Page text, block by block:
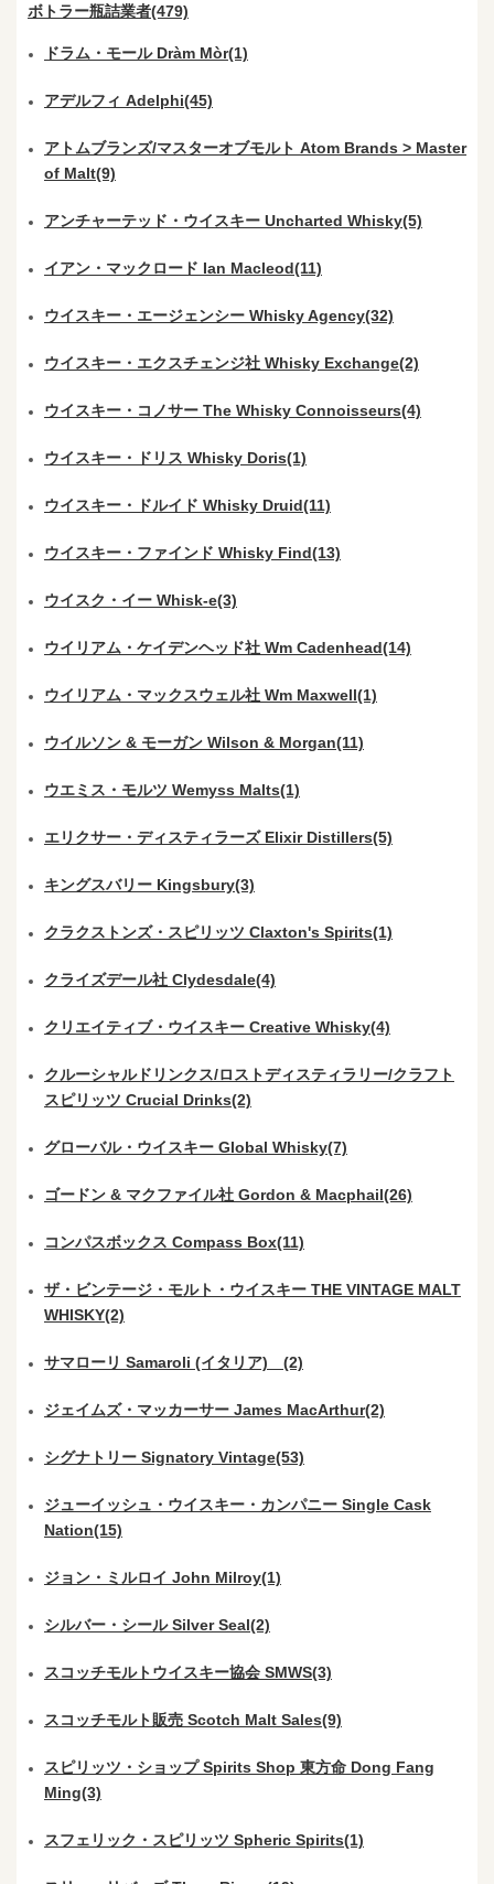
ボトラー瓶詰業者(479)
ドラム・モール Dràm Mòr(1)
アデルフィ Adelphi(45)
アトムブランズ/マスターオブモルト Atom Brands > Master
of Malt(9)
アンチャーテッド・ウイスキー Uncharted Whisky(5)
イアン・マックロード Ian Macleod(11)
ウイスキー・エージェンシー Whisky Agency(32)
ウイスキー・エクスチェンジ社 Whisky Exchange(2)
ウイスキー・コノサー The Whisky Connoisseurs(4)
ウイスキー・ドリス Whisky Doris(1)
ウイスキー・ドルイド Whisky Druid(11)
ウイスキー・ファインド Whisky Find(13)
ウイスク・イー Whisk-e(3)
ウイリアム・ケイデンヘッド社 Wm Cadenhead(14)
ウイリアム・マックスウェル社 Wm Maxwell(1)
ウイルソン & モーガン Wilson & Morgan(11)
ウエミス・モルツ Wemyss Malts(1)
エリクサー・ディスティラーズ Elixir Distillers(5)
キングスバリー Kingsbury(3)
クラクストンズ・スピリッツ Claxton's Spirits(1)
クライズデール社 Clydesdale(4)
クリエイティブ・ウイスキー Creative Whisky(4)
クルーシャルドリンクス/ロストディスティラリー/クラフト
スピリッツ Crucial Drinks(2)
グローバル・ウイスキー Global Whisky(7)
ゴードン & マクファイル社 Gordon & Macphail(26)
コンパスボックス Compass Box(11)
ザ・ビンテージ・モルト・ウイスキー THE VINTAGE MALT
WHISKY(2)
サマローリ Samaroli (イタリア) (2)
ジェイムズ・マッカーサー James MacArthur(2)
シグナトリー Signatory Vintage(53)
ジューイッシュ・ウイスキー・カンパニー Single Cask
Nation(15)
ジョン・ミルロイ John Milroy(1)
シルバー・シール Silver Seal(2)
スコッチモルトウイスキー協会 SMWS(3)
スコッチモルト販売 Scotch Malt Sales(9)
スピリッツ・ショップ Spirits Shop 東方命 Dong Fang
Ming(3)
スフェリック・スピリッツ Spheric Spirits(1)